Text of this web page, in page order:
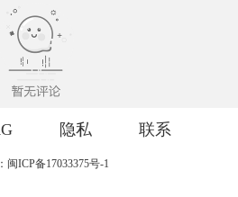
隐私 联系
闽ICP备17033375号-1